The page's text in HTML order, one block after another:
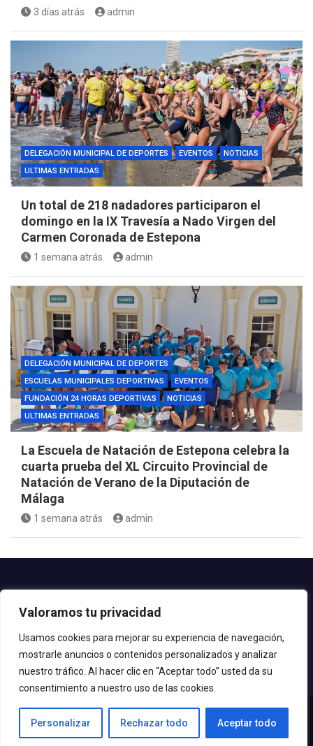
Valoramos tu privacidad
Usamos cookies para mejorar su experiencia de navegación,
mostrarle anuncios o contenidos personalizados y analizar
nuestro tráfico. Al hacer clic en “Aceptar todo” usted da su
consentimiento a nuestro uso de las cookies.
Personalizar Rechazar todo Aceptar todo
3 días atrás admin
DELEGACIÓN MUNICIPAL DE DEPORTES EVENTOS
NOTICIAS
ULTIMAS ENTRADAS
Un total de 218 nadadores participaron el
domingo en la IX Travesía a Nado Virgen del
Carmen Coronada de Estepona
1 semana atrás admin
DELEGACIÓN MUNICIPAL DE DEPORTES
ESCUELAS MUNICIPALES DEPORTIVAS
EVENTOS
FUNDACIÓN 24 HORAS DEPORTIVAS
NOTICIAS
ULTIMAS ENTRADAS
La Escuela de Natación de Estepona celebra la
cuarta prueba del XL Circuito Provincial de
Natación de Verano de la Diputación de
Málaga
1 semana atrás admin
Teléfono: 952.80.24.44
© 2020 Delegación de Deportes